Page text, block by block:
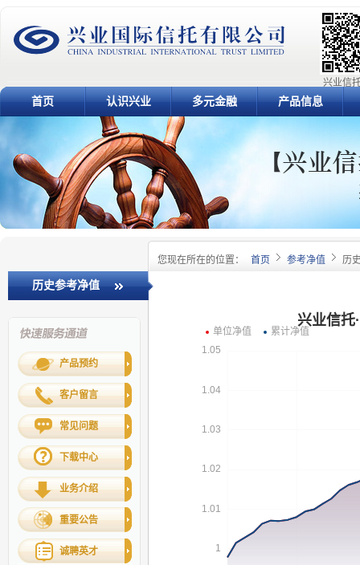
兴业信
首页 认识兴业 多元金融 产品信息
您现在所在的位置： 首页 参考净值 历
历史参考净值
产品预约
客户留言
常见问题
下载中心
业务介绍
重要公告
诚聘英才